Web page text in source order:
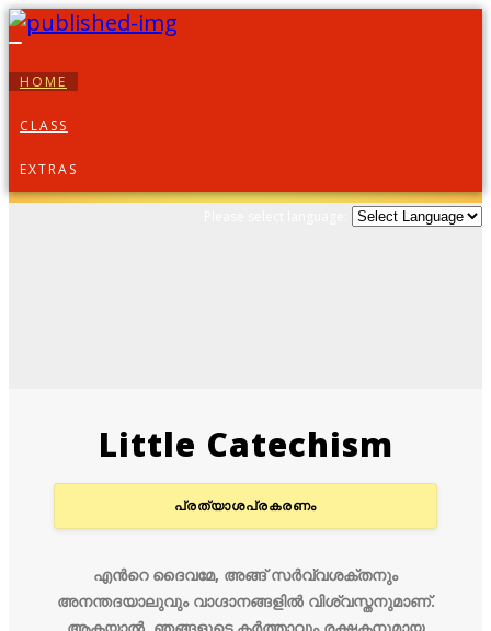
HOME
CLASS
EXTRAS
Little Catechism
പ്രത്യാശപ്രകരണം
എന്‍റെ ദൈവമേ, അങ്ങ്‌ സര്‍വ്വശക്തനും
അനന്തദയാലുവും വാഗ്ദാനങ്ങളില്‍ വിശ്വസ്തനുമാണ്‌.